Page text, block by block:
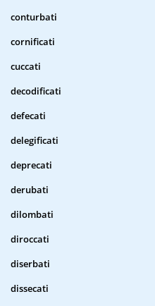
conturbati
cornificati
cuccati
decodificati
defecati
delegificati
deprecati
derubati
dilombati
diroccati
diserbati
dissecati